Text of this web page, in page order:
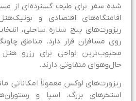
سفر برای طیف گسترده‌ای از
اقتصادی و
پنج‌ ستاره ساحلی،
مسافران قرار دارد. مناطق چاونگ،
نواحی برای رزرو هتل
متفاوتی دارند.
لوکس معمولاً امکاناتی
بزرگ، اسپا و رستوران‌های